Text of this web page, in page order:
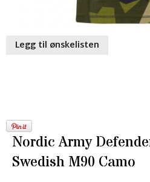
Legg til ønskelisten
Nordic Army
Swedish M90 Camo